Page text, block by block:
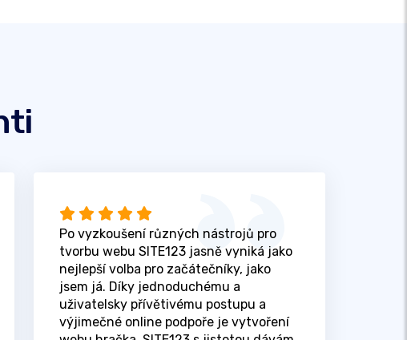
Po vyzkoušení různých nástrojů pro
tvorbu webu SITE123 jasně vyniká jako
nejlepší volba pro začátečníky, jako
jsem já. Díky jednoduchému a
uživatelsky přívětivému postupu a
výjimečné online podpoře je vytvoření